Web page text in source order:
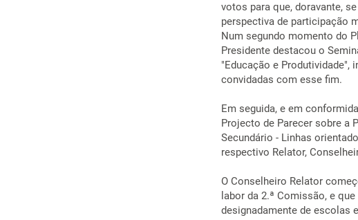
votos para que, doravante,
perspectiva de participação
Num segundo momento do
Presidente destacou o
"Educação e Produtividade",
convidadas com esse fim.
Em seguida, e em
Projecto de Parecer sobre a
Secundário - Linhas
respectivo Relator,
O Conselheiro Relator
labor da 2.ª Comissão, e
designadamente de escolas